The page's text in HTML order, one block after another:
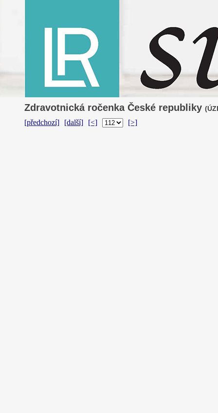
Zdravotnická ročenka České republiky
[předchozí] [další] [<] [>]